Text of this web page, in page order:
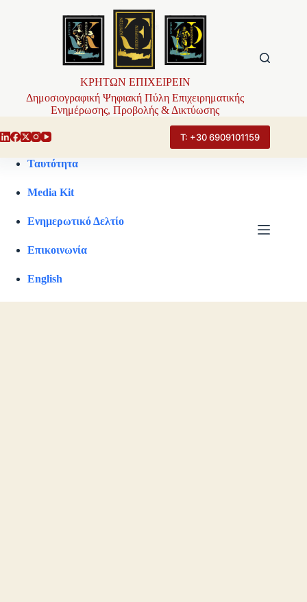
ΚΡΗΤΩΝ ΕΠΙΧΕΙΡΕΙΝ
Δημοσιογραφική Ψηφιακή Πύλη Επιχειρηματικής
Ενημέρωσης, Προβολής & Δικτύωσης
Τ: +30 6909101159
Ταυτότητα
Media Kit
Ενημερωτικό Δελτίο
Επικοινωνία
English